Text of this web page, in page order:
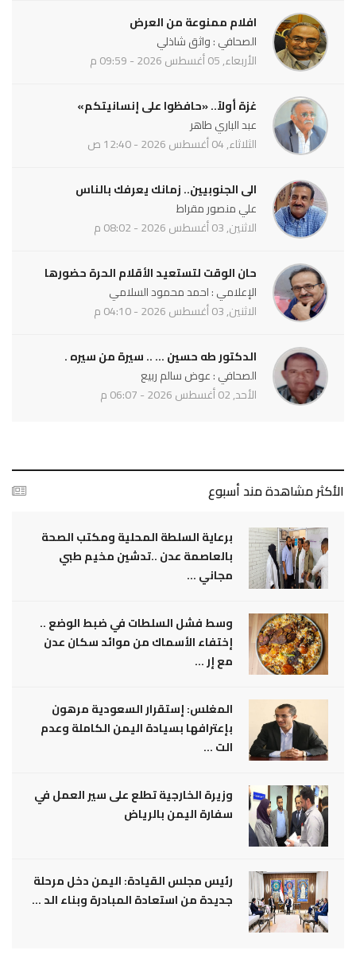
افلام ممنوعة من العرض
الصحافي : واثق شاذلي
الأربعاء, 05 أغسطس 2026 - 09:59 م
غزة أولاً.. «حافظوا على إنسانيتكم»
عبد الباري طاهر
الثلاثاء, 04 أغسطس 2026 - 12:40 ص
الى الجنوبيين.. زمانك يعرفك بالناس
علي منصور مقراط
الاثنين, 03 أغسطس 2026 - 08:02 م
حان الوقت لتستعيد الأقلام الحرة حضورها
الإعلامي : احمد محمود السلامي
الاثنين, 03 أغسطس 2026 - 04:10 م
الدكتور طه حسين ... .. سيرة من سيره .
الصحافي : عوض سالم ربيع
الأحد, 02 أغسطس 2026 - 06:07 م
الأكثر مشاهدة مند أسبوع
برعاية السلطة المحلية ومكتب الصحة
بالعاصمة عدن ..تدشين مخيم طبي
مجاني ...
وسط فشل السلطات في ضبط الوضع ..
إختفاء الأسماك من موائد سكان عدن
مع إر ...
المغلس: إستقرار السعودية مرهون
بإعترافها بسيادة اليمن الكاملة وعدم
الت ...
وزيرة الخارجية تطلع على سير العمل في
سفارة اليمن بالرياض
رئيس مجلس القيادة: اليمن دخل مرحلة
جديدة من استعادة المبادرة وبناء الد ...